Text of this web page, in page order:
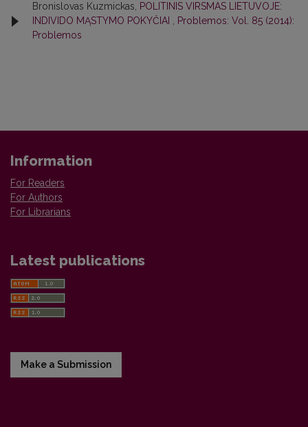
Bronislovas Kuzmickas,
POLITINIS VIRSMAS LIETUVOJE:
INDIVIDO MĄSTYMO POKYČIAI
Problemos: Vol. 85 (2014):
Problemos
Information
For Readers
For Authors
For Librarians
Latest publications
Make a Submission